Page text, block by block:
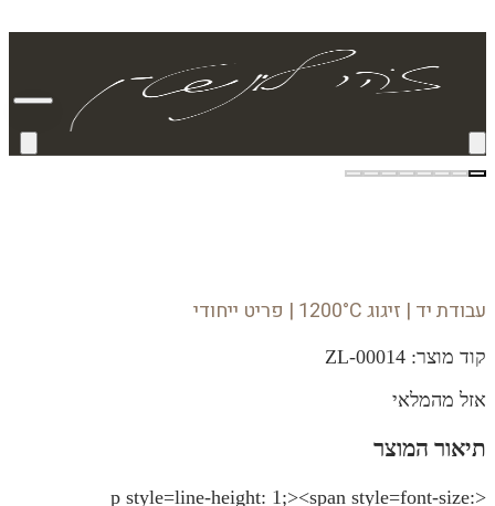
עבודת יד | זיגוג 1200°C | פריט ייחודי
קוד מוצר: ZL-00014
אזל מהמלאי
תיאור המוצר
<p style=line-height: 1;><span style=font-size: